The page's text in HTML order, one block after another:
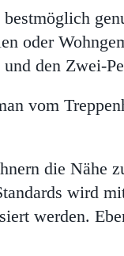
oder
den Zwei-
vom
die Nähe
wird
werden.